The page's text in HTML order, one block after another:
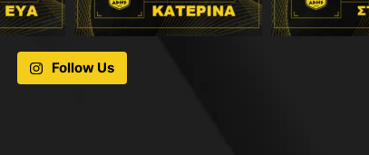
Follow Us